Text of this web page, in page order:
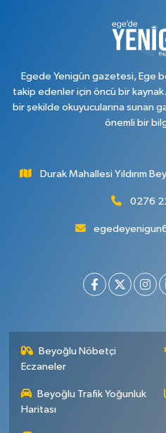
Egede Yenigün gazetesi, Ege
takip edenler için öncü bir
bir şekilde okuyucularına sunan
önemli bir
Durak Mahallesi Yıldırım
0276
Beyoğlu Nöbetçi
Eczaneler
Beyoğlu Trafik Yoğunluk
Haritası